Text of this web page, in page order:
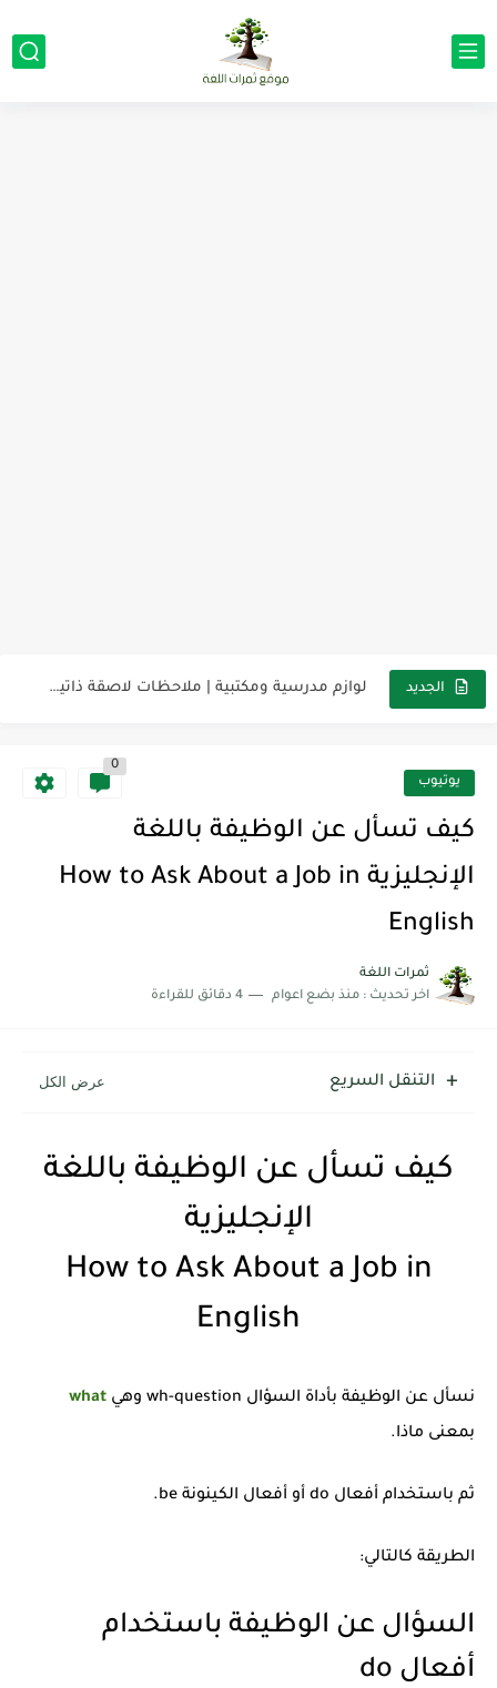
الجديد لوازم مدرسية ومكتبية | ملاحظات لاصقة ذاتية على شكل قلب...
يوتيوب
0
كيف تسأل عن الوظيفة باللغة
الإنجليزية How to Ask About a Job in
English
ثمرات اللغة
اخر تحديث : منذ بضع اعوام 4 دقائق للقراءة
التنقل السريع
كيف تسأل عن الوظيفة باللغة
الإنجليزية
How to Ask About a Job in
English
نسأل عن الوظيفة بأداة السؤال wh-question وهي
what
بمعنى ماذا.
ثم باستخدام أفعال do أو أفعال الكينونة be.
الطريقة كالتالي:
السؤال عن الوظيفة باستخدام
أفعال do